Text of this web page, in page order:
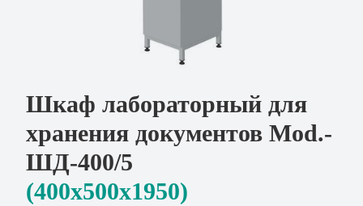
Шкаф лабораторный для
хранения документов Mod.-
ШД-400/5
(400x500х1950)